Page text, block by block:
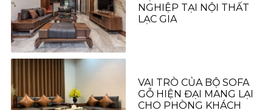
NGHIỆP TẠI NỘI THẤT
LẠC GIA
VAI TRÒ CỦA BỘ SOFA
GỖ HIỆN ĐẠI MANG LẠI
CHO PHÒNG KHÁCH